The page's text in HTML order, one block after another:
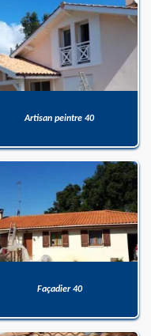
Artisan peintre 40
Façadier 40